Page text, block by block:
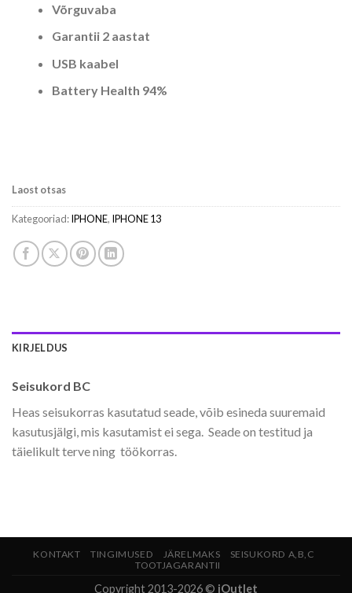
Võrguvaba
Garantii 2 aastat
USB kaabel
Battery Health 94%
Laost otsas
Kategooriad:IPHONE, IPHONE 13
KIRJELDUS
Seisukord BC
Heas seisukorras kasutatud seade, võib esineda suuremaid
kasutusjälgi, mis kasutamist ei sega. Seade on testitud ja
täielikult terve ning töökorras.
KONTAKT TINGIMUSED JÄRELMAKS
SEISUKORD A,B,C
TOOTJAGARANTII
Copyright 2013-2026 © iOutlet